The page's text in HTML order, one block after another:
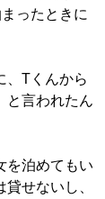
ったときに
、Tくんから
と言われたん
を泊めてもい
せないし、